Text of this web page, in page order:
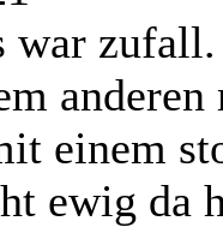
war
anderen
einem
ewig da